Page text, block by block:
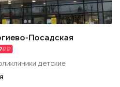
Посадская
детские